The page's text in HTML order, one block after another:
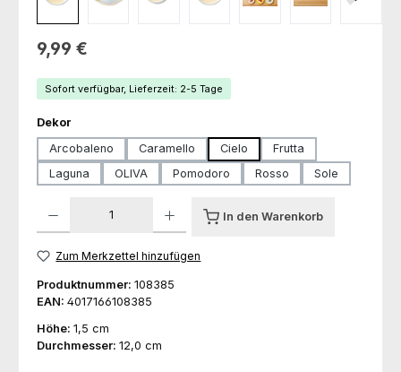
Regulärer Preis:
9,99 €
Sofort verfügbar, Lieferzeit: 2-5 Tage
Dekor
Arcobaleno
Caramello Cielo
Frutta
Laguna
OLIVA Pomodoro Rosso Sole
In den Warenkorb
Zum Merkzettel hinzufügen
Produktnummer: 108385
EAN: 4017166108385
Höhe: 1,5 cm
Durchmesser: 12,0 cm